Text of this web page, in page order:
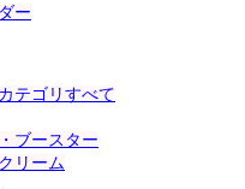
ー
テゴリすべて
ブースター
リーム